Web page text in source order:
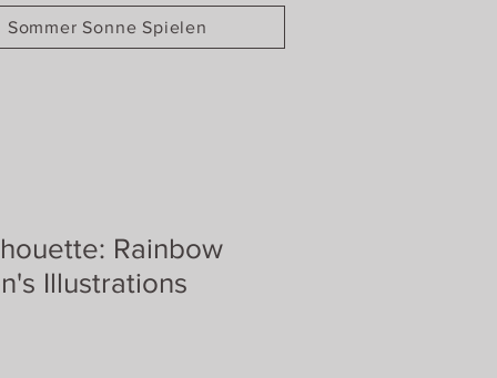
Sommer Sonne Spielen
Rainbow
Illustrations